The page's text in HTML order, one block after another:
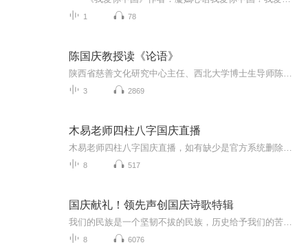
1 78
陈国庆教授读《论语》
3 2869
木易老师四柱八字国庆直播
8 517
国庆献礼！领先声创国庆诗歌特辑
8 6076